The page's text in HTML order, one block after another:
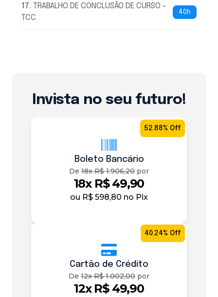
17. TRABALHO DE CONCLUSÃO DE CURSO -
TCC
40h
Invista no seu futuro!
Boleto Bancário
De 18x R$ 1.906,20 por
18x R$ 49,90
ou R$ 598,80 no Pix
52.88% Off
Cartão de Crédito
De 12x R$ 1.002,00 por
12x R$ 49,90
40.24% Off